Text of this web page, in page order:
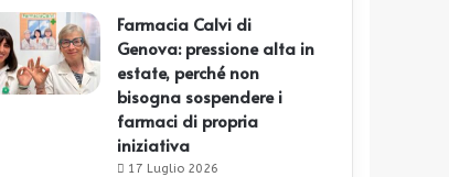
Farmacia Calvi di
Genova: pressione alta in
estate, perché non
bisogna sospendere i
farmaci di propria
iniziativa
17 Luglio 2026